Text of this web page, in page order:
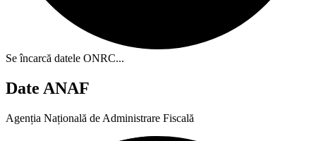
Se încarcă datele ONRC...
Date ANAF
Agenția Națională de Administrare Fiscală